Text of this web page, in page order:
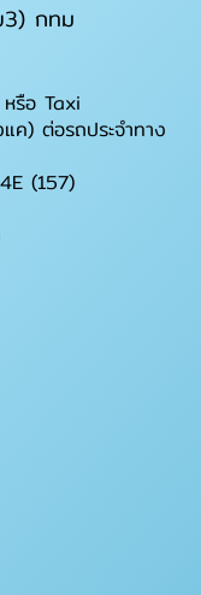
3) กทม
รือ Taxi
ค) ต่อรถประจำทาง
(157)